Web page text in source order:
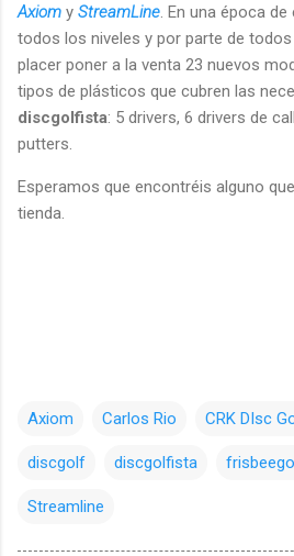
Axiom y StreamLine . En una época
todos los niveles y por parte de
placer poner a la venta 23 nuevos
tipos de plásticos que cubren las
discgolfista: 5 drivers, 6 drivers de
putters.
Esperamos que encontréis alguno
tienda.
Axiom Carlos Rio CRK DIsc
discgolf discgolfista
Streamline